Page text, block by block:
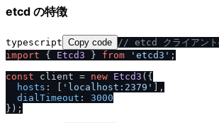
etcd の特徴
typescript Copy code // etcd クライアント
import { Etcd3 } from 'etcd3' ;
const client = new Etcd3 ({
hosts : [ 'localhost:2379'
],
dialTimeout : 3000